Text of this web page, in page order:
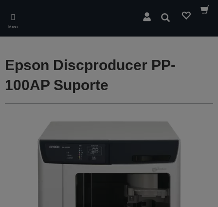
main
content
Menu
Pesquisar
Epson Discproducer PP-
100AP Suporte